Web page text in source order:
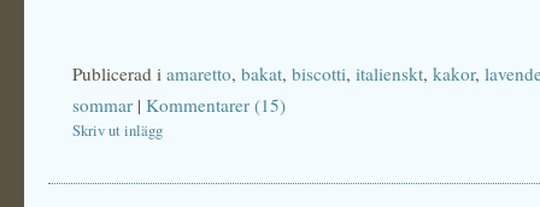
Publicerad i amaretto, bakat, biscotti, italienskt, kakor,
sommar | Kommentarer (15)
Skriv ut inlägg